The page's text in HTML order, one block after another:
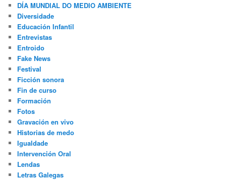
DÍA MUNDIAL DO MEDIO AMBIENTE
Diversidade
Educación Infantil
Entrevistas
Entroido
Fake News
Festival
Ficción sonora
Fin de curso
Formación
Fotos
Gravación en vivo
Historias de medo
Igualdade
Intervención Oral
Lendas
Letras Galegas